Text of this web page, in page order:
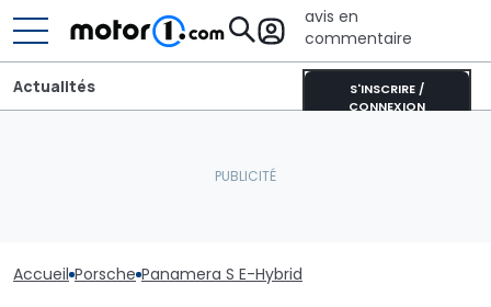
avis en
commentaire
S'INSCRIRE /
CONNEXION
Actualités
Accueil Porsche Panamera S E-Hybrid